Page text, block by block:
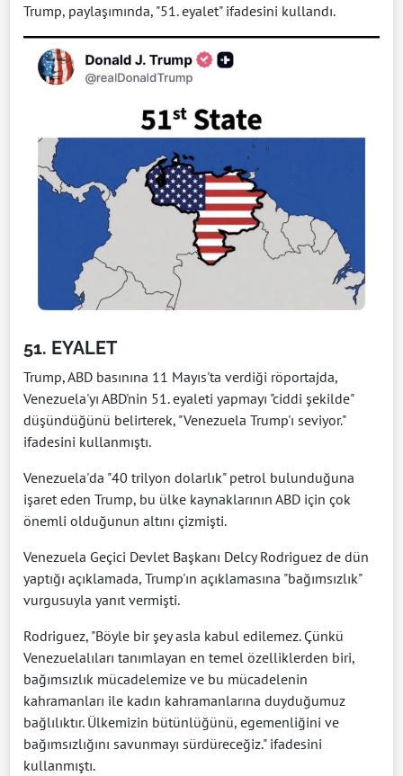
Trump, paylaşımında, "51. eyalet" ifadesini kullandı.
51. EYALET
Trump, ABD basınına 11 Mayıs'ta verdiği röportajda,
Venezuela'yı ABD'nin 51. eyaleti yapmayı "ciddi şekilde"
düşündüğünü belirterek, "Venezuela Trump'ı seviyor."
ifadesini kullanmıştı.
Venezuela'da "40 trilyon dolarlık" petrol bulunduğuna
işaret eden Trump, bu ülke kaynaklarının ABD için çok
önemli olduğunun altını çizmişti.
Venezuela Geçici Devlet Başkanı Delcy Rodriguez de dün
yaptığı açıklamada, Trump'ın açıklamasına "bağımsızlık"
vurgusuyla yanıt vermişti.
Rodriguez, "Böyle bir şey asla kabul edilemez. Çünkü
Venezuelalıları tanımlayan en temel özelliklerden biri,
bağımsızlık mücadelemize ve bu mücadelenin
kahramanları ile kadın kahramanlarına duyduğumuz
bağlılıktır. Ülkemizin bütünlüğünü, egemenliğini ve
bağımsızlığını savunmayı sürdüreceğiz." ifadesini
kullanmıştı.